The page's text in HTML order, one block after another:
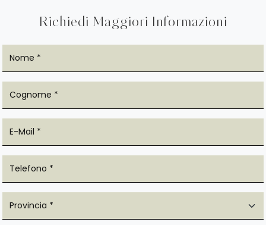
Richiedi Maggiori Informazioni